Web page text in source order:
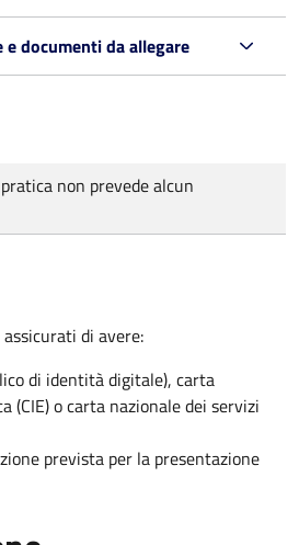
documenti da allegare
non prevede alcun
di avere:
di identità digitale), carta
(CIE) o carta nazionale dei servizi
prevista per la presentazione